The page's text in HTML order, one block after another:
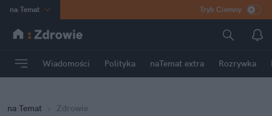
na:Temat
INN Poland
mama
Rozrywka
Tryb Ciemny
Wiadomości Polityka naTemat extra Rozrywka
na:Temat Zdrowie